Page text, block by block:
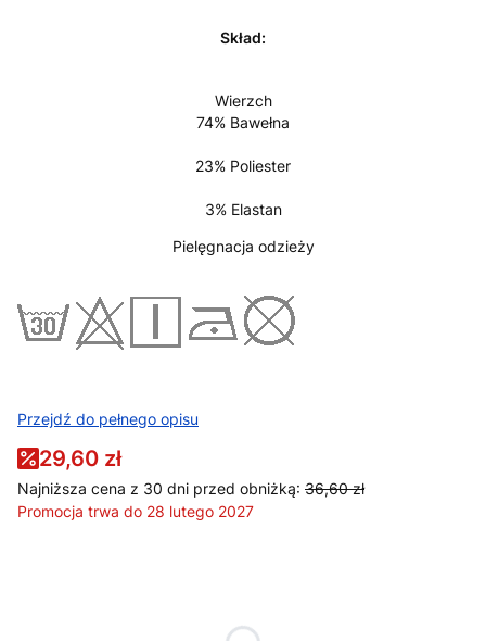
Skład:
Wierzch
74% Bawełna
23% Poliester
3% Elastan
Pielęgnacja odzieży
Przejdź do pełnego opisu
29,60 zł
Najniższa cena z 30 dni przed obniżką: 36,60 zł
Promocja trwa do 28 lutego 2027